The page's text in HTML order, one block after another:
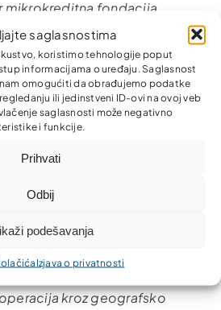
saglasnostima
koristimo tehnologije poput
informacijama o uređaju. Saglasnost
omogućiti da obrađujemo podatke
ili jedinstveni ID-ovi na ovoj veb
saglasnosti može negativno
i funkcije.
Prihvati
Odbij
podešavanja
Izjava o privatnosti
mikrokreditna fondacija
društvo je proizašla iz
klijenata za većim iznosima
KM, što mi kao
osigurati zbog zakonskih
mikrokreditnog društva,
mogućnost finansiranja
omogućava bolju
prihoda. Dosadašnji
plan u narednom periodu je
kroz geografsko